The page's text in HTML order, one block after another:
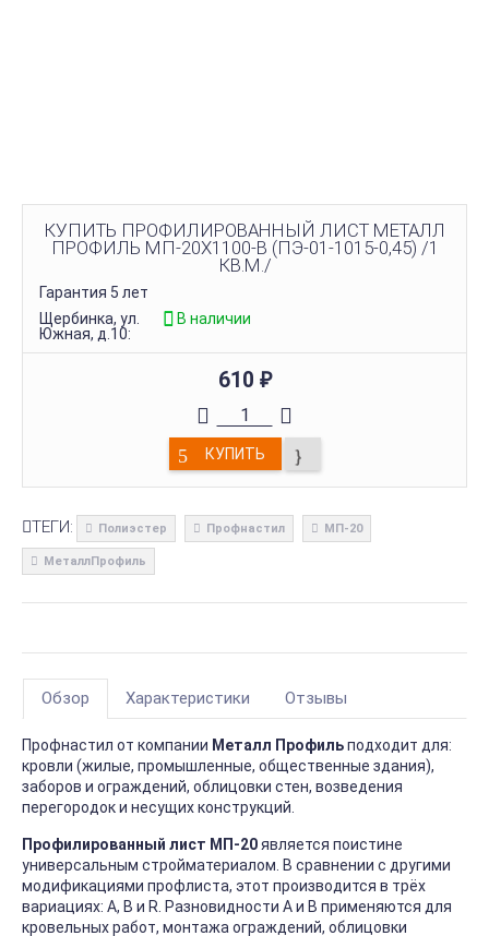
КУПИТЬ ПРОФИЛИРОВАННЫЙ ЛИСТ МЕТАЛЛ
ПРОФИЛЬ МП-20Х1100-B (ПЭ-01-1015-0,45) /1
КВ.М./
Гарантия 5 лет
Щербинка, ул.
Южная, д.10:
В наличии
610 ₽
КУПИТЬ
ТЕГИ: Полиэстер Профнастил МП-20
МеталлПрофиль
Обзор Характеристики Отзывы
Профнастил от компании Металл Профильподходит для:
кровли (жилые, промышленные, общественные здания),
заборов и ограждений, облицовки стен, возведения
перегородок и несущих конструкций.
Профилированный лист МП-20является поистине
универсальным стройматериалом. В сравнении с другими
модификациями профлиста, этот производится в трёх
вариациях: А, В и R. Разновидности А и В применяются для
кровельных работ, монтажа ограждений, облицовки